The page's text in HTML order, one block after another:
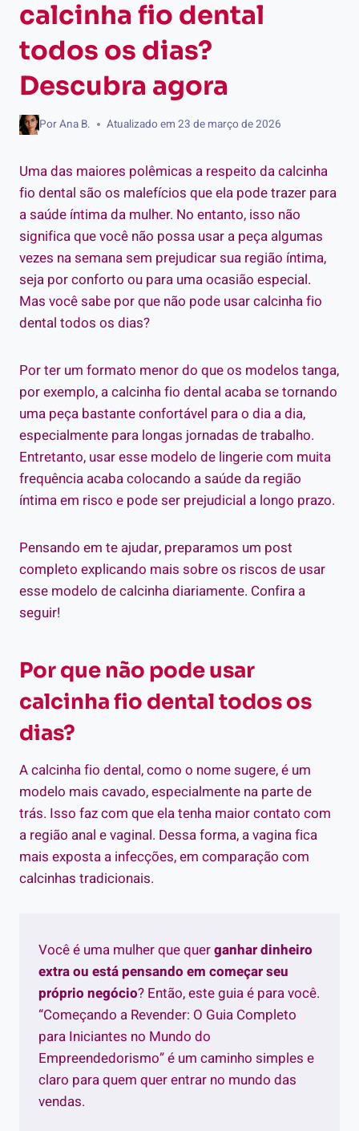
calcinha fio dental
todos os dias?
Descubra agora
PorAna B. Atualizado em 23 de março de 2026
Uma das maiores polêmicas a respeito da calcinha
fio dental são os malefícios que ela pode trazer para
a saúde íntima da mulher. No entanto, isso não
significa que você não possa usar a peça algumas
vezes na semana sem prejudicar sua região íntima,
seja por conforto ou para uma ocasião especial.
Mas você sabe por que não pode usar calcinha fio
dental todos os dias?
Por ter um formato menor do que os modelos tanga,
por exemplo, a calcinha fio dental acaba se tornando
uma peça bastante confortável para o dia a dia,
especialmente para longas jornadas de trabalho.
Entretanto, usar esse modelo de lingerie com muita
frequência acaba colocando a saúde da região
íntima em risco e pode ser prejudicial a longo prazo.
Pensando em te ajudar, preparamos um post
completo explicando mais sobre os riscos de usar
esse modelo de calcinha diariamente. Confira a
seguir!
Por que não pode usar
calcinha fio dental todos os
dias?
A calcinha fio dental, como o nome sugere, é um
modelo mais cavado, especialmente na parte de
trás. Isso faz com que ela tenha maior contato com
a região anal e vaginal. Dessa forma, a vagina fica
mais exposta a infecções, em comparação com
calcinhas tradicionais.
Você é uma mulher que querganhar dinheiro
extra ou está pensando em começar seu
próprio negócio? Então, este guia é para você.
“Começando a Revender: O Guia Completo
para Iniciantes no Mundo do
Empreendedorismo” é um caminho simples e
claro para quem quer entrar no mundo das
vendas.